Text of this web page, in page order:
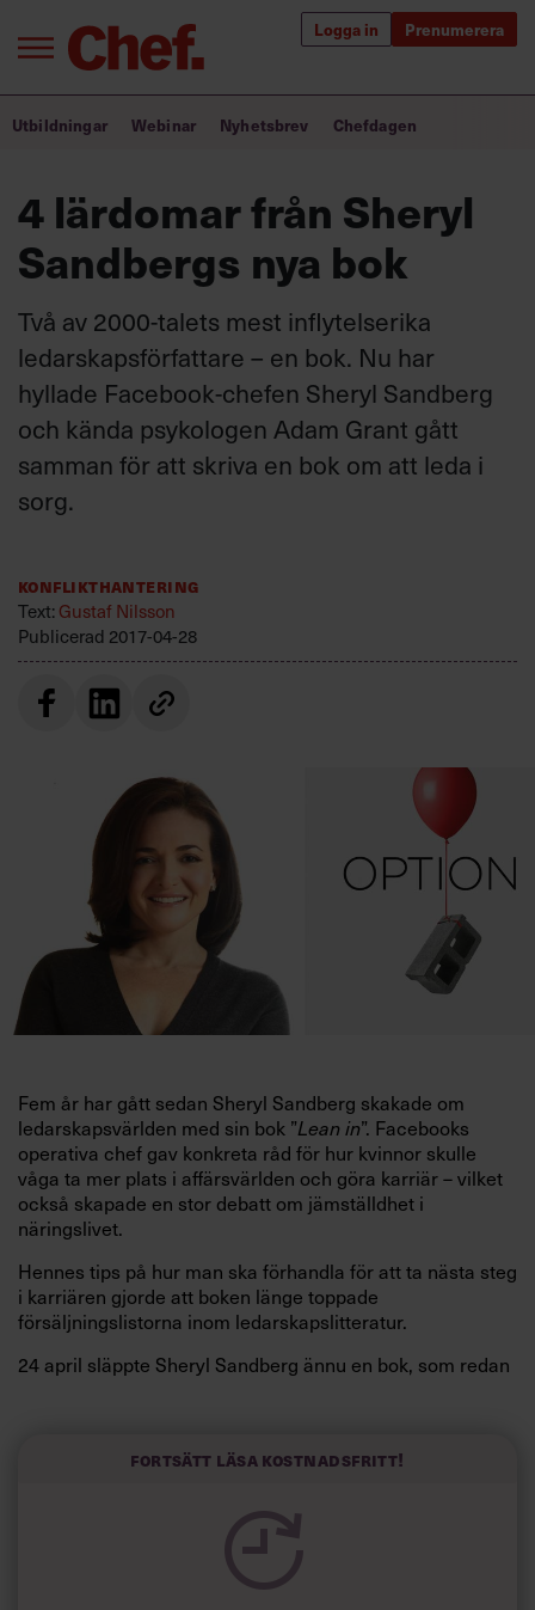
Logga in Prenumerera
Prenumerera
Annonsera
Om oss
Kontakta oss
personuppgiftsbehandling
Bra ledare förändrar världen
Innehåll från Chef
Utbildning för ledare
Chefakademin+
Populära utbildningar
Utbildningar Webinar Nyhetsbrev Chefdagen
4 lärdomar från Sheryl
Sandbergs nya bok
Två av 2000-talets mest inflytelserika
ledarskapsförfattare – en bok. Nu har
hyllade Facebook-chefen Sheryl Sandberg
och kända psykologen Adam Grant gått
samman för att skriva en bok om att leda i
sorg.
Konflikthantering
Text:Gustaf Nilsson
Publicerad 2017-04-28
Fem år har gått sedan Sheryl Sandberg skakade om
ledarskapsvärlden med sin bok ”Lean in”. Facebooks
operativa chef gav konkreta råd för hur kvinnor skulle
våga ta mer plats i affärsvärlden och göra karriär – vilket
också skapade en stor debatt om jämställdhet i
näringslivet.
Hennes tips på hur man ska förhandla för att ta nästa steg
i karriären gjorde att boken länge toppade
försäljningslistorna inom ledarskapslitteratur.
24 april släppte Sheryl Sandberg ännu en bok, som redan
som Chefboken), har hon skrivit ”Option B: Facing
Bokens huvudämne är ledarskap i sorg – något som
grundar sig i att Sandberg förlorade sin make, David
Goldberg, för två år sedan. Washington Post har läst
Fortsätt läsa kostnadsfritt!